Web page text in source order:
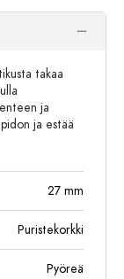
takaa
ja
ja estää
27 mm
Puristekorkki
Pyöreä